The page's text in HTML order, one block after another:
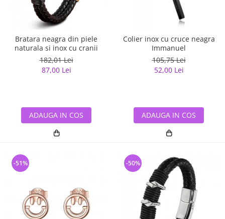
Bratara neagra din piele
naturala si inox cu cranii
182,01 Lei
87,00 Lei
ADAUGA IN COS
Colier inox cu cruce neagra
Immanuel
105,75 Lei
52,00 Lei
ADAUGA IN COS
-51% -50%